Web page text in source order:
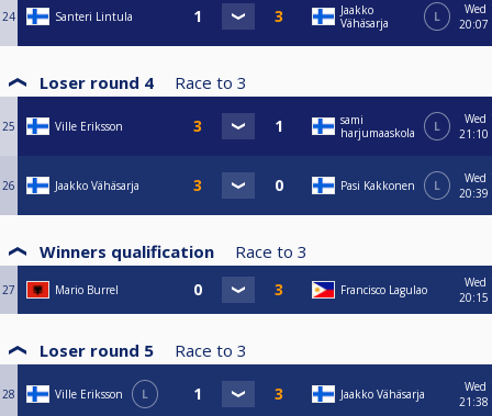
24 Santeri Lintula
Jaakko
Vähäsarja
L
Wed
20:07
Loser round 4 Race to 3
25 Ville Eriksson
sami
harjumaaskola
L
Wed
21:10
26 Jaakko Vähäsarja Pasi Kakkonen L
Wed
20:39
Winners qualification Race to 3
27 Mario Burrel Francisco Lagulao
Wed
20:15
Loser round 5 Race to 3
28 Ville Eriksson L Jaakko Vähäsarja
Wed
21:38